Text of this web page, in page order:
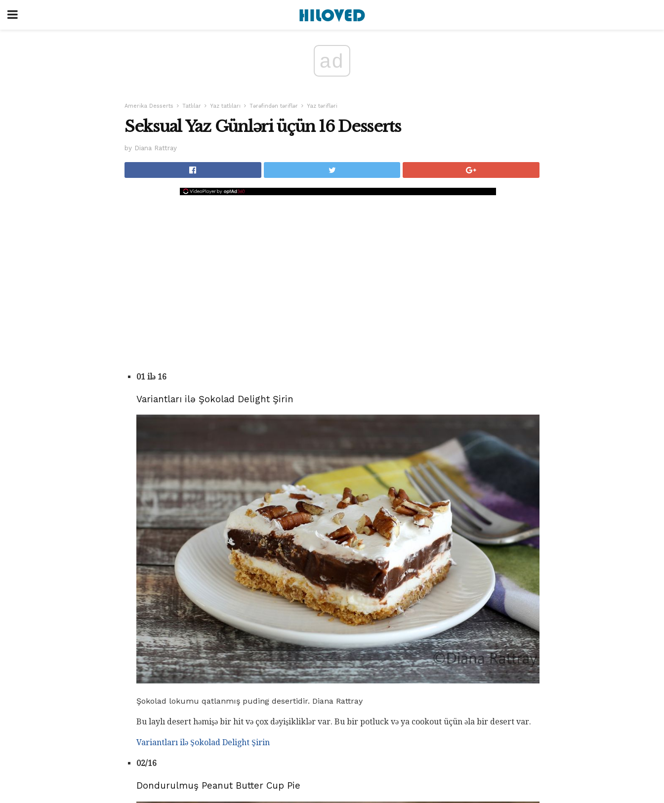
ad
Amerika Desserts Tatlılar Yaz tatlıları Tərəfindən təriflər Yaz tərifləri
Seksual Yaz Günləri üçün 16 Desserts
by Diana Rattray
01 ilə 16
Variantları ilə Şokolad Delight Şirin
Şokolad lokumu qatlanmış puding desertidir. Diana Rattray
Bu laylı desert həmişə bir hit və çox dəyişikliklər var. Bu bir potluck və ya cookout üçün əla bir desert var.
Variantları ilə Şokolad Delight Şirin
02/16
Dondurulmuş Peanut Butter Cup Pie